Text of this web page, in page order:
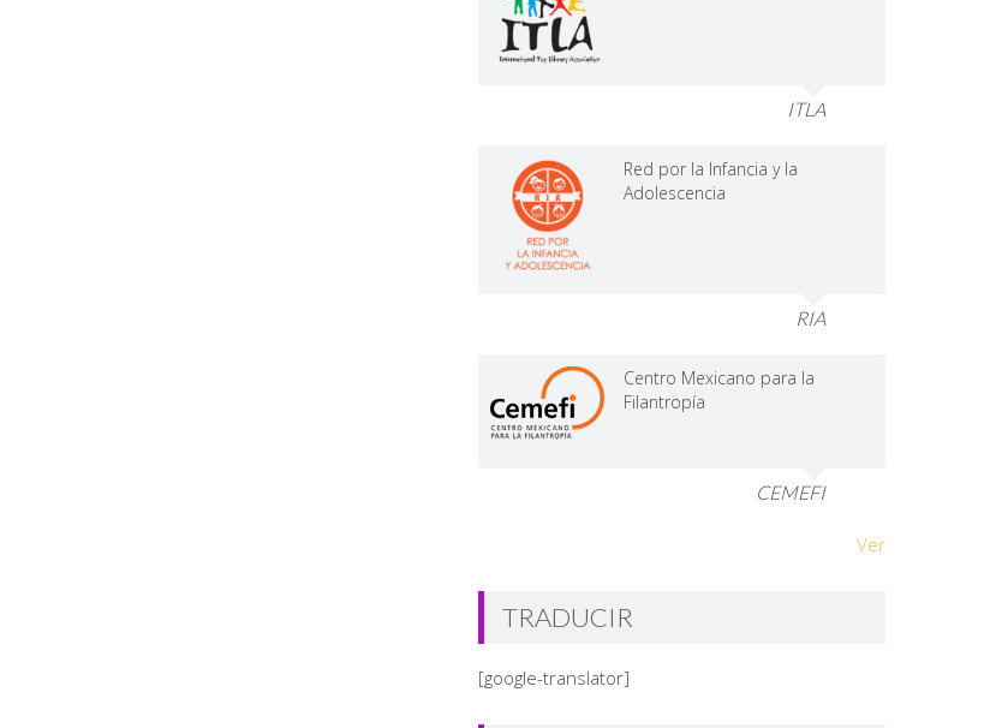
ITLA
Red por la Infancia y la
Adolescencia
RIA
Centro Mexicano para la
Filantropía
CEMEFI
Ver
TRADUCIR
[google-translator]